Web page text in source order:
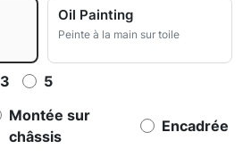
Oil Painting
Peinte à la main sur toile
3 5
Montée sur
châssis
Encadrée